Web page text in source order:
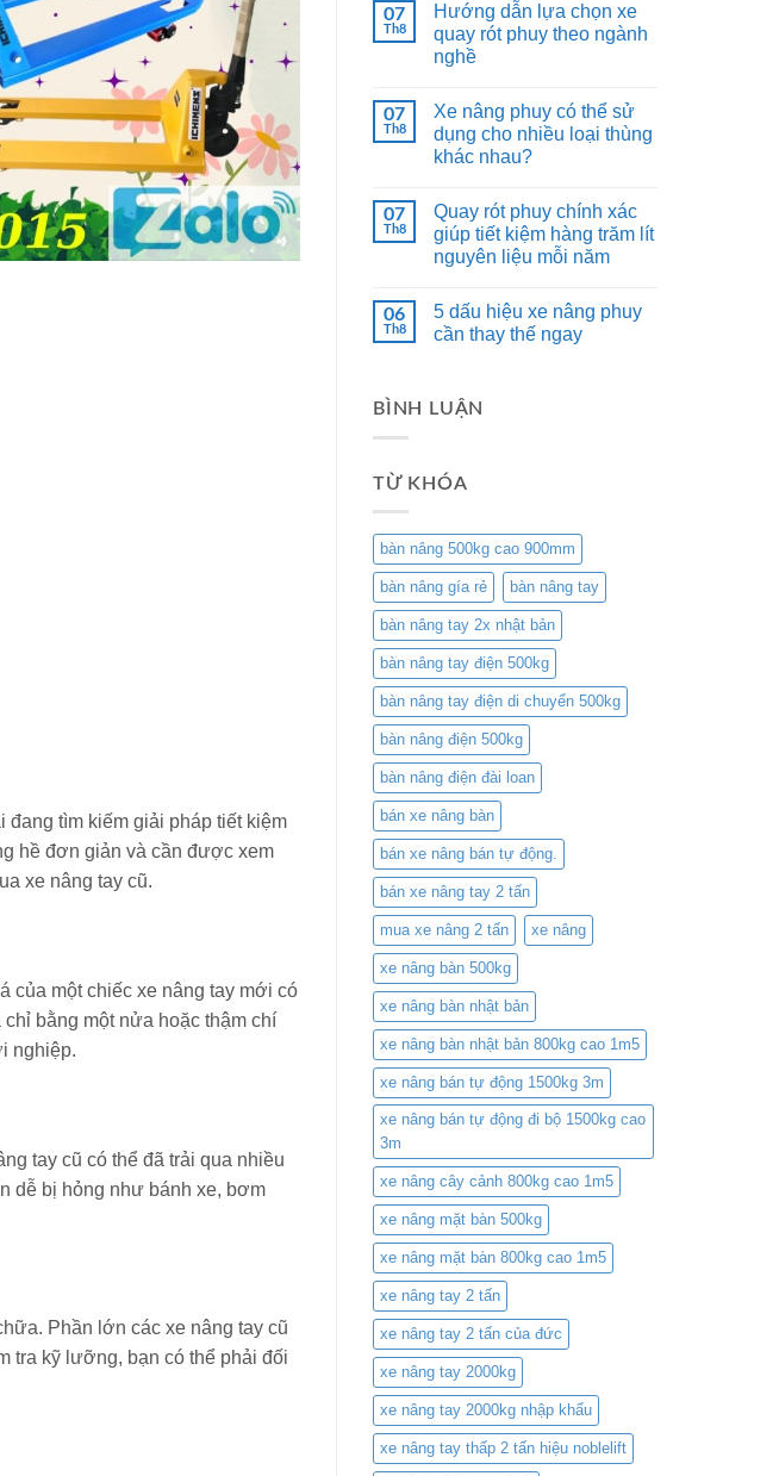
tìm kiếm giải pháp tiết kiệm
hề đơn giản và cần được xem
xe nâng tay cũ.
của một chiếc xe nâng tay mới có
bằng một nửa hoặc thậm chí
nghiệp.
tay cũ có thể đã trải qua nhiều
dễ bị hỏng như bánh xe, bơm
Phần lớn các xe nâng tay cũ
tra kỹ lưỡng, bạn có thể phải đối
07
Th8
Hướng dẫn lựa chọn xe
quay rót phuy theo ngành
nghề
07
Th8
Xe nâng phuy có thể sử
dụng cho nhiều loại thùng
khác nhau?
07
Th8
Quay rót phuy chính xác
giúp tiết kiệm hàng trăm lít
nguyên liệu mỗi năm
06
Th8
5 dấu hiệu xe nâng phuy
cần thay thế ngay
BÌNH LUẬN
TỪ KHÓA
bàn nâng 500kg cao 900mm
bàn nâng gía rẻ bàn nâng tay
bàn nâng tay 2x nhật bản
bàn nâng tay điện 500kg
bàn nâng tay điện di chuyển 500kg
bàn nâng điện 500kg
bàn nâng điện đài loan
bán xe nâng bàn
bán xe nâng bán tự động.
bán xe nâng tay 2 tấn
mua xe nâng 2 tấn xe nâng
xe nâng bàn 500kg
xe nâng bàn nhật bản
xe nâng bàn nhật bản 800kg cao 1m5
xe nâng bán tự động 1500kg 3m
xe nâng bán tự động đi bộ 1500kg cao
3m
xe nâng cây cảnh 800kg cao 1m5
xe nâng mặt bàn 500kg
xe nâng mặt bàn 800kg cao 1m5
xe nâng tay 2 tấn
xe nâng tay 2 tấn của đức
xe nâng tay 2000kg
xe nâng tay 2000kg nhập khẩu
xe nâng tay thấp 2 tấn hiệu noblelift